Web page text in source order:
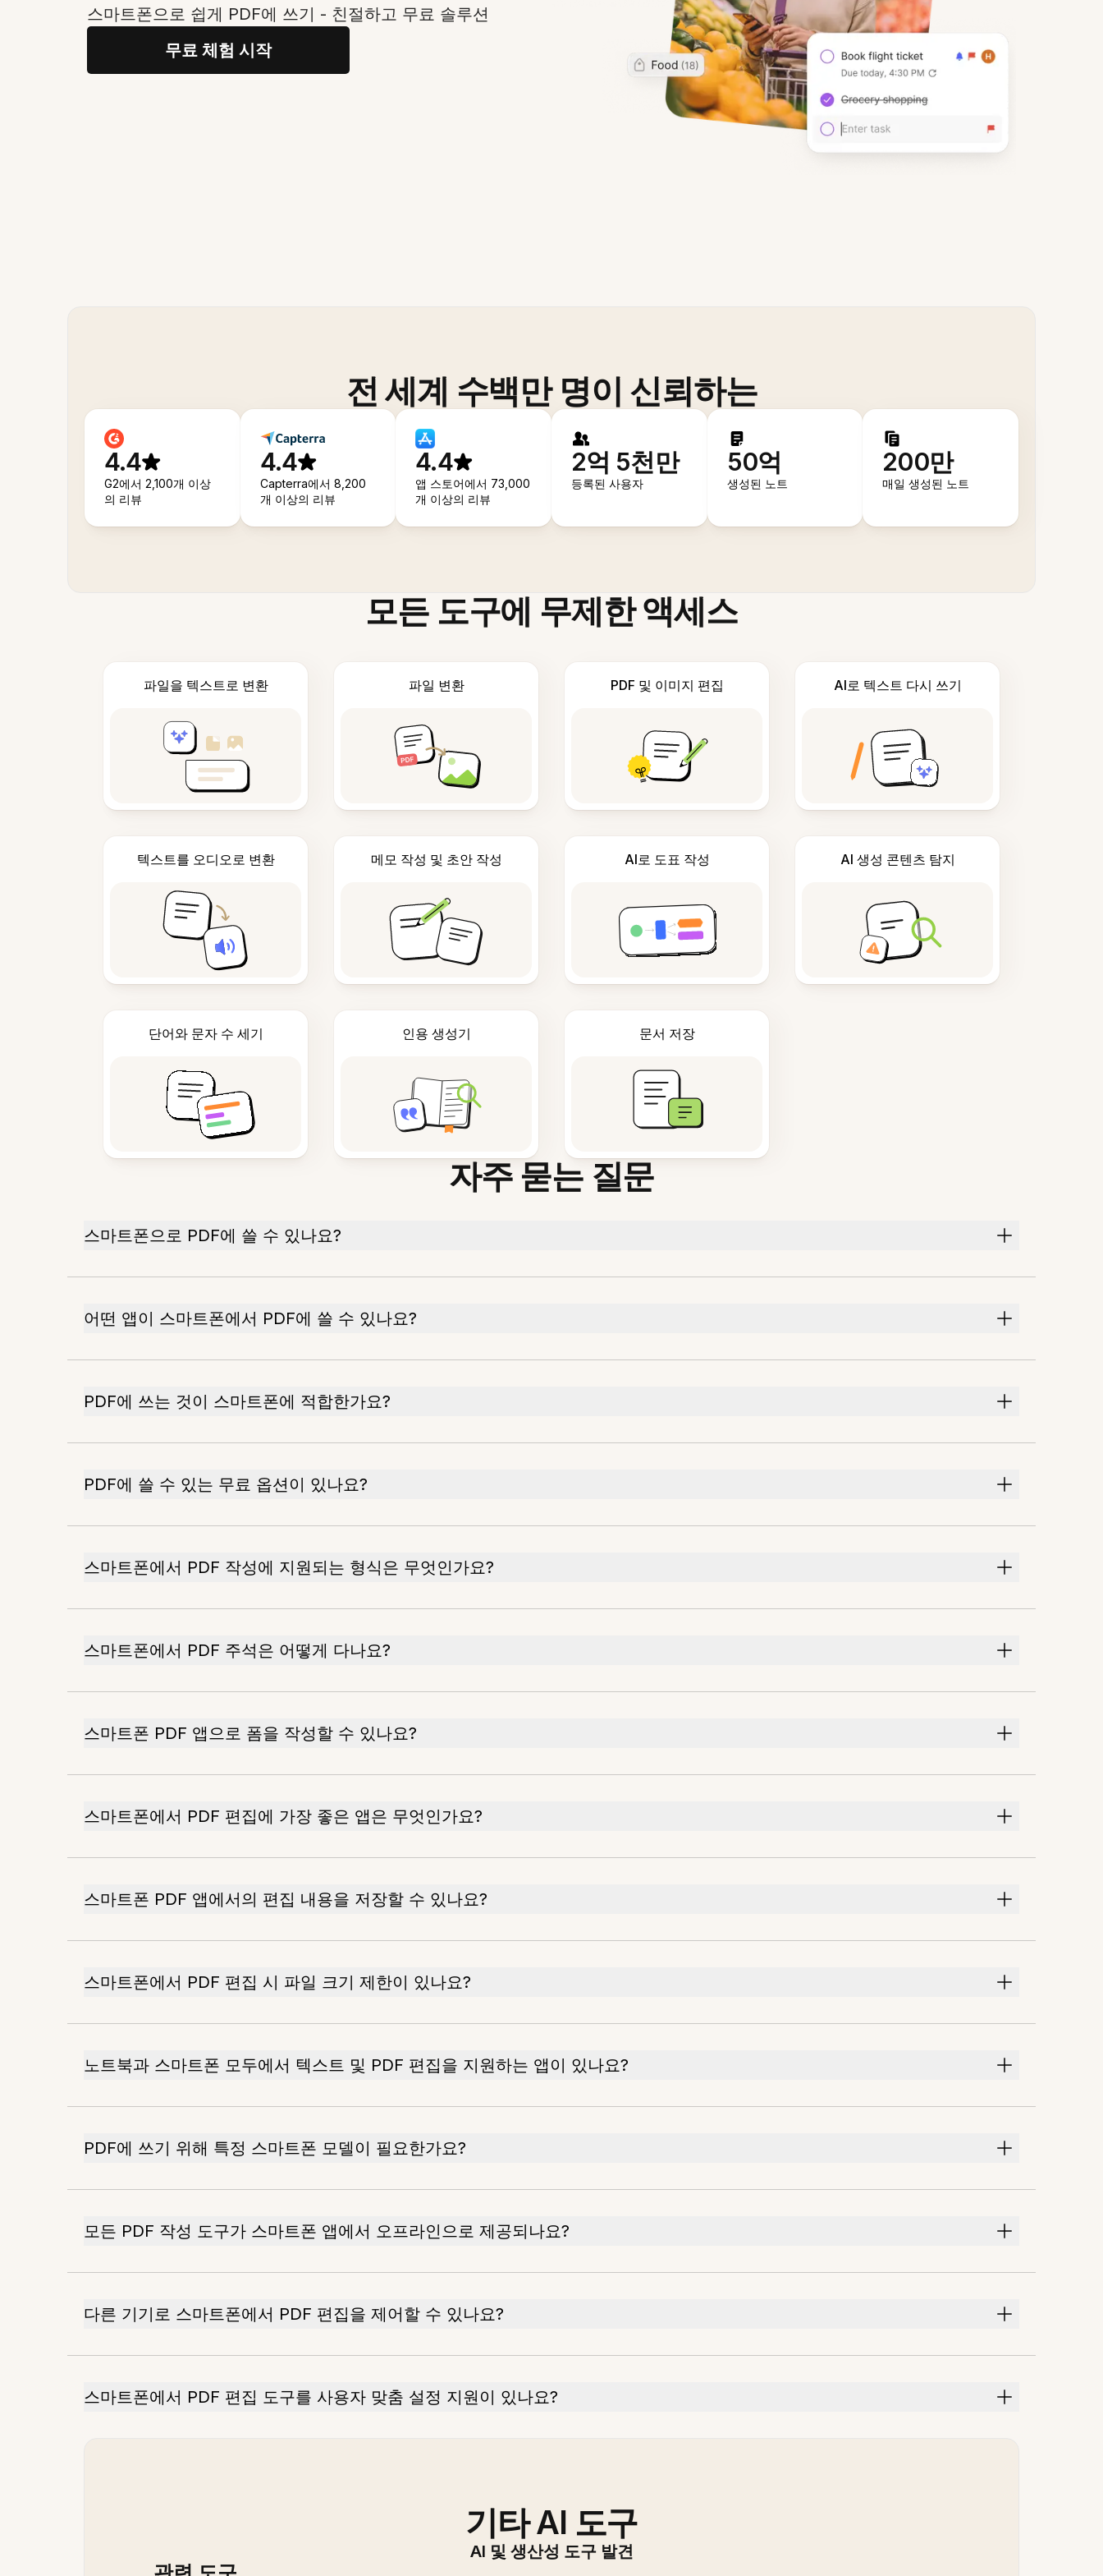
스마트폰으로 쉽게 PDF에 쓰기 - 친절하고 무료 솔루션
무료 체험 시작
전 세계 수백만 명이 신뢰하는
4.4
G2에서 2,100개 이상
의 리뷰
4.4
Capterra에서 8,200
개 이상의 리뷰
4.4
앱 스토어에서 73,000
개 이상의 리뷰
2억 5천만
등록된 사용자
50억
생성된 노트
200만
매일 생성된 노트
모든 도구에 무제한 액세스
파일을 텍스트로 변환 파일 변환 PDF 및 이미지 편집 AI로 텍스트 다시 쓰기
텍스트를 오디오로 변환 메모 작성 및 초안 작성 AI로 도표 작성 AI 생성 콘텐츠 탐지
단어와 문자 수 세기 인용 생성기 문서 저장
자주 묻는 질문
스마트폰으로 PDF에 쓸 수 있나요?
어떤 앱이 스마트폰에서 PDF에 쓸 수 있나요?
PDF에 쓰는 것이 스마트폰에 적합한가요?
PDF에 쓸 수 있는 무료 옵션이 있나요?
스마트폰에서 PDF 작성에 지원되는 형식은 무엇인가요?
스마트폰에서 PDF 주석은 어떻게 다나요?
스마트폰 PDF 앱으로 폼을 작성할 수 있나요?
스마트폰에서 PDF 편집에 가장 좋은 앱은 무엇인가요?
스마트폰 PDF 앱에서의 편집 내용을 저장할 수 있나요?
스마트폰에서 PDF 편집 시 파일 크기 제한이 있나요?
노트북과 스마트폰 모두에서 텍스트 및 PDF 편집을 지원하는 앱이 있나요?
PDF에 쓰기 위해 특정 스마트폰 모델이 필요한가요?
모든 PDF 작성 도구가 스마트폰 앱에서 오프라인으로 제공되나요?
다른 기기로 스마트폰에서 PDF 편집을 제어할 수 있나요?
스마트폰에서 PDF 편집 도구를 사용자 맞춤 설정 지원이 있나요?
기타 AI 도구
AI 및 생산성 도구 발견